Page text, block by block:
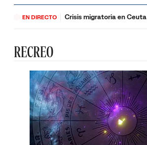
EN DIRECTO Crisis migratoria en Ceuta
RECREO